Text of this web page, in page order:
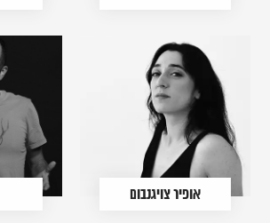
אופיר צויגנבום